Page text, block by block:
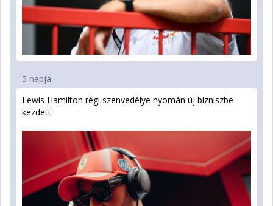
5 napja
Lewis Hamilton régi szenvedélye nyomán új bizniszbe
kezdett